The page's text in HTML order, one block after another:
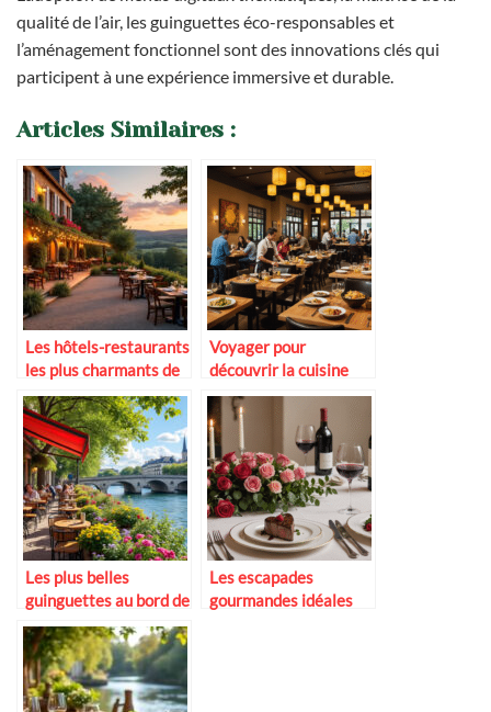
qualité de l’air, les guinguettes éco-responsables et
l’aménagement fonctionnel sont des innovations clés qui
participent à une expérience immersive et durable.
Articles Similaires :
Les hôtels-restaurants
les plus charmants de
France
Voyager pour
découvrir la cuisine
fusion contemporaine
Les plus belles
guinguettes au bord de
la Seine
Les escapades
gourmandes idéales